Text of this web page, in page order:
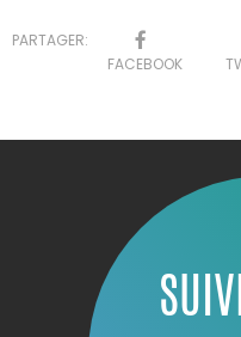
PARTAGER:
FACEBOOK